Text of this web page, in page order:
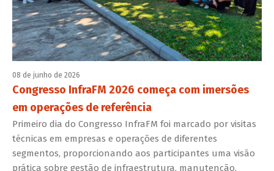
08 de junho de 2026
Congresso InfraFM 2026 começa com imersões
em operações de referência
Primeiro dia do Congresso InfraFM foi marcado por visitas
técnicas em empresas e operações de diferentes
segmentos, proporcionando aos participantes uma visão
prática sobre gestão de infraestrutura, manutenção,